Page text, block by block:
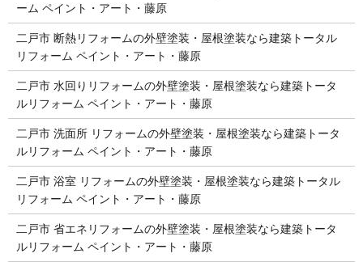
ーム ペイント・アート・藤原
二戸市 断熱リフォームの外壁塗装・屋根塗装なら建築トータル
リフォーム ペイント・アート・藤原
二戸市 水回りリフォームの外壁塗装・屋根塗装なら建築トータ
ルリフォーム ペイント・アート・藤原
二戸市 洗面所 リフォームの外壁塗装・屋根塗装なら建築トータ
ルリフォーム ペイント・アート・藤原
二戸市 浴室 リフォームの外壁塗装・屋根塗装なら建築トータル
リフォーム ペイント・アート・藤原
二戸市 省エネリフォームの外壁塗装・屋根塗装なら建築トータ
ルリフォーム ペイント・アート・藤原